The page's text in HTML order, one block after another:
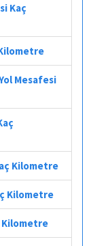
Kaç
Mesafesi
Kilometre
Kilometre
Kilometre